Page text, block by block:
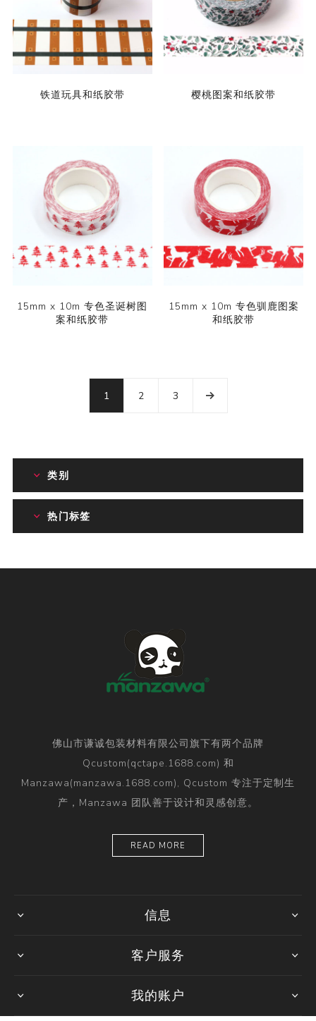
铁道玩具和纸胶带 樱桃图案和纸胶带
15mm x 10m 专色圣诞树图
案和纸胶带
15mm x 10m 专色驯鹿图案
和纸胶带
1 2 3
类别
热门标签
佛山市谦诚包装材料有限公司旗下有两个品牌
Qcustom(qctape.1688.com) 和
Manzawa(manzawa.1688.com), Qcustom 专注于定制生
产，Manzawa 团队善于设计和灵感创意。
READ MORE
信息
客户服务
我的账户